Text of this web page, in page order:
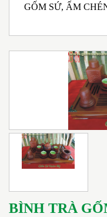
GỐM SỨ, ẤM
BÌNH TRÀ